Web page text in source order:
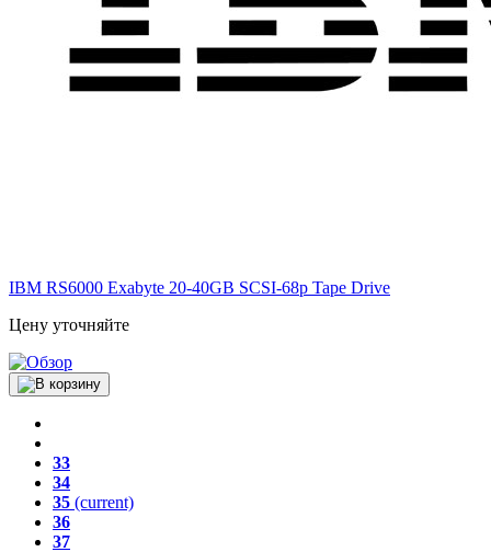
IBM RS6000 Exabyte 20-40GB SCSI-68p Tape Drive
Цену уточняйте
33
34
35 (current)
36
37